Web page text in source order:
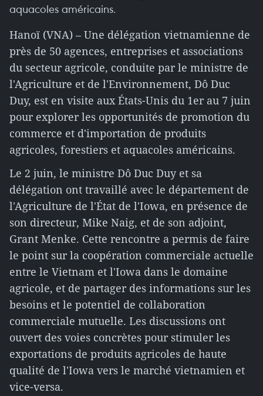
aquacoles américains.
Hanoï (VNA) – Une délégation vietnamienne de
près de 50 agences, entreprises et associations
du secteur agricole, conduite par le ministre de
l'Agriculture et de l'Environnement, Dô Duc
Duy, est en visite aux États-Unis du 1er au 7 juin
pour explorer les opportunités de promotion du
commerce et d'importation de produits
agricoles, forestiers et aquacoles américains.
Le 2 juin, le ministre Dô Duc Duy et sa
délégation ont travaillé avec le département de
l'Agriculture de l'État de l'Iowa, en présence de
son directeur, Mike Naig, et de son adjoint,
Grant Menke. Cette rencontre a permis de faire
le point sur la coopération commerciale actuelle
entre le Vietnam et l'Iowa dans le domaine
agricole, et de partager des informations sur les
besoins et le potentiel de collaboration
commerciale mutuelle. Les discussions ont
ouvert des voies concrètes pour stimuler les
exportations de produits agricoles de haute
qualité de l'Iowa vers le marché vietnamien et
vice-versa.